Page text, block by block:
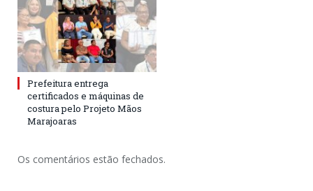
Prefeitura entrega
certificados e máquinas de
costura pelo Projeto Mãos
Marajoaras
Os comentários estão fechados.